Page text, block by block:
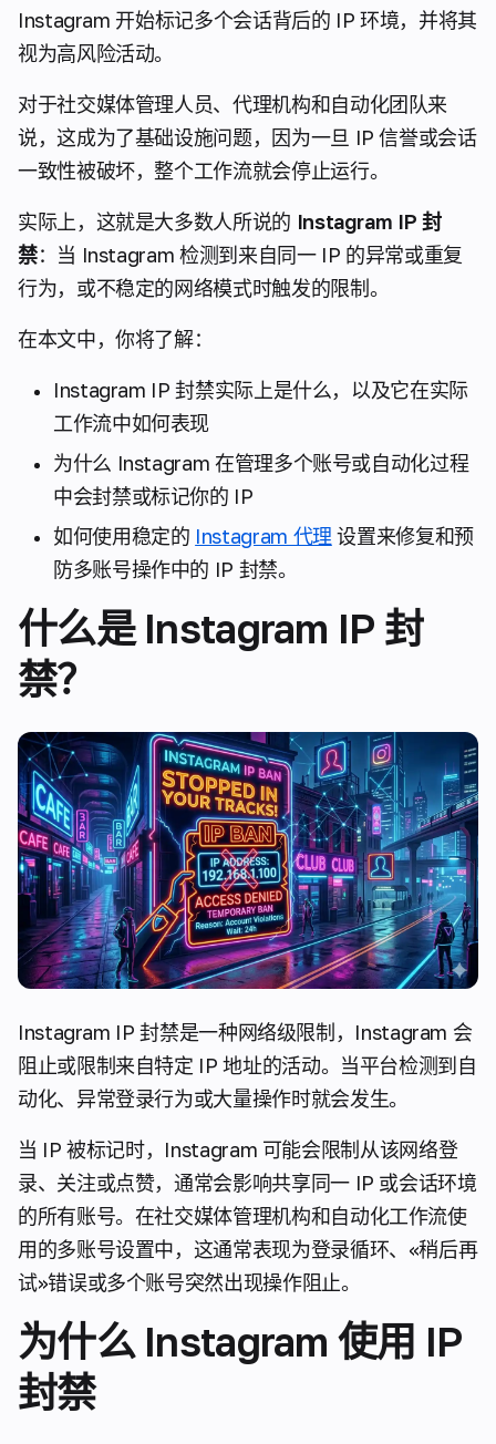
Instagram 开始标记多个会话背后的 IP 环境，并将其
视为高风险活动。
对于社交媒体管理人员、代理机构和自动化团队来
说，这成为了基础设施问题，因为一旦 IP 信誉或会话
一致性被破坏，整个工作流就会停止运行。
实际上，这就是大多数人所说的 Instagram IP 封
禁：当 Instagram 检测到来自同一 IP 的异常或重复
行为，或不稳定的网络模式时触发的限制。
在本文中，你将了解：
Instagram IP 封禁实际上是什么，以及它在实际
工作流中如何表现
为什么 Instagram 在管理多个账号或自动化过程
中会封禁或标记你的 IP
如何使用稳定的 Instagram 代理 设置来修复和预
防多账号操作中的 IP 封禁。
什么是 Instagram IP 封
禁？
Instagram IP 封禁是一种网络级限制，Instagram 会
阻止或限制来自特定 IP 地址的活动。当平台检测到自
动化、异常登录行为或大量操作时就会发生。
当 IP 被标记时，Instagram 可能会限制从该网络登
录、关注或点赞，通常会影响共享同一 IP 或会话环境
的所有账号。在社交媒体管理机构和自动化工作流使
用的多账号设置中，这通常表现为登录循环、«稍后再
试»错误或多个账号突然出现操作阻止。
为什么 Instagram 使用 IP
封禁